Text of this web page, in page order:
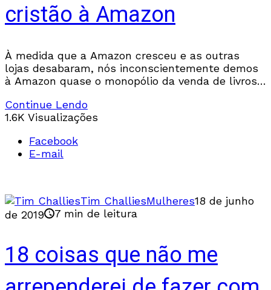
cristão à Amazon
À medida que a Amazon cresceu e as outras
lojas desabaram, nós inconscientemente demos
à Amazon quase o monopólio da venda de livros
Continue Lendo
1.6K Visualizações
Facebook
E-mail
Tim ChalliesMulheres18 de junho
de 2019
7 min de leitura
18 coisas que não me